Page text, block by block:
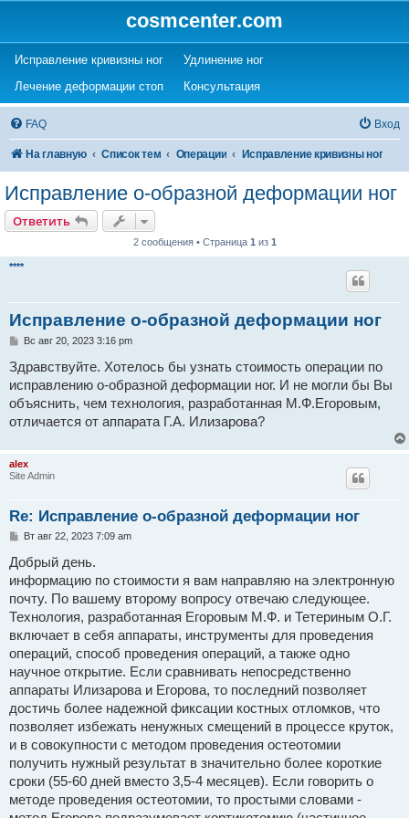
cosmcenter.com
Исправление кривизны ног(Opens a new tab)
Удлинение ног(Opens a new tab)
Лечение деформации стоп(Opens a new tab)
Консультация(Opens a new tab)
FAQ Вход
На главную Список тем Операции Исправление кривизны ног
Исправление о-образной деформации ног
Ответить
2 сообщения • Страница 1 из 1
****
Исправление о-образной деформации ног
С
о
б
щ
е
н
и
Вс авг 20, 2023 3:16 pm
Здравствуйте. Хотелось бы узнать стоимость операции по
исправлению о-образной деформации ног. И не могли бы Вы
объяснить, чем технология, разработанная М.Ф.Егоровым,
отличается от аппарата Г.А. Илизарова?
alex
Site Admin
Re: Исправление о-образной деформации ног
С
о
б
щ
е
н
и
Вт авг 22, 2023 7:09 am
Добрый день.
информацию по стоимости я вам направляю на электронную
почту. По вашему второму вопросу отвечаю следующее.
Технология, разработанная Егоровым М.Ф. и Тетериным О.Г.
включает в себя аппараты, инструменты для проведения
операций, способ проведения операций, а также одно
научное открытие. Если сравнивать непосредственно
аппараты Илизарова и Егорова, то последний позволяет
достичь более надежной фиксации костных отломков, что
позволяет избежать ненужных смещений в процессе круток,
и в cовокупности с методом проведения остеотомии
получить нужный результат в значительно более короткие
сроки (55-60 дней вместо 3,5-4 месяцев). Если говорить о
методе проведения остеотомии, то простыми словами -